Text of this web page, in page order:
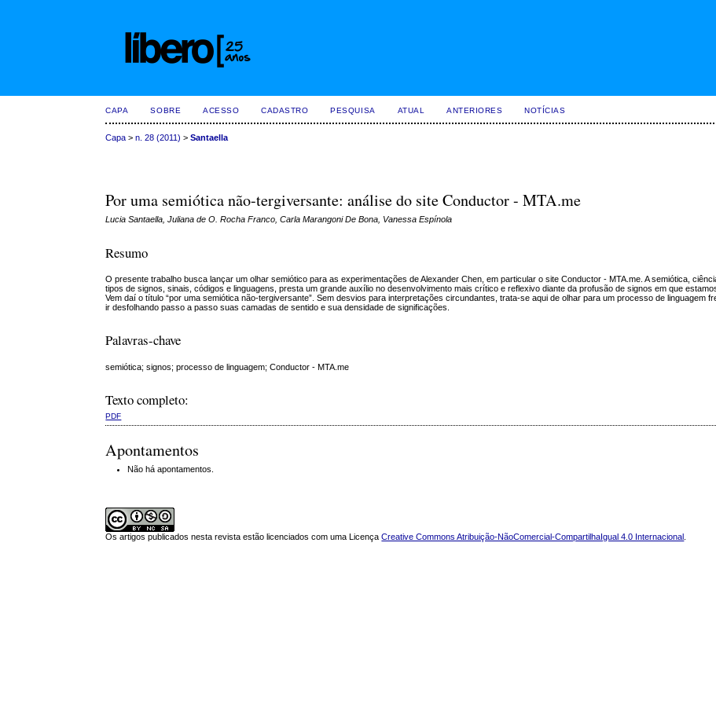
CAPA SOBRE ACESSO CADASTRO PESQUISA ATUAL ANTERIORES NOTÍCIAS
Capa >n. 28 (2011) >Santaella
Por uma semiótica não-tergiversante: análise do site Conductor - MTA.me
Lucia Santaella, Juliana de O. Rocha Franco, Carla Marangoni De Bona, Vanessa Espínola
Resumo
O presente trabalho busca lançar um olhar semiótico para as experimentações de Alexander Chen, em particular o site Conductor - MTA.me. A semiótica,
tipos de signos, sinais, códigos e linguagens, presta um grande auxílio no desenvolvimento mais crítico e reflexivo diante da profusão de signos em que
Vem daí o título “por uma semiótica não-tergiversante”. Sem desvios para interpretações circundantes, trata-se aqui de olhar para um processo de linguagem
ir desfolhando passo a passo suas camadas de sentido e sua densidade de significações.
Palavras-chave
semiótica; signos; processo de linguagem; Conductor - MTA.me
Texto completo:
PDF
Apontamentos
Não há apontamentos.
Os artigos publicados nesta revista estão licenciados com uma LicençaCreative Commons Atribuição-NãoComercial-CompartilhaIgual 4.0 Internacional